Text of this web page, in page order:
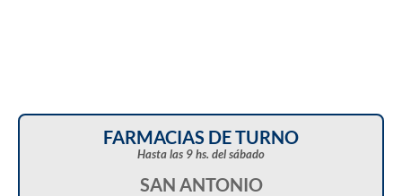
FARMACIAS DE TURNO
Hasta las 9 hs. del sábado
SAN ANTONIO